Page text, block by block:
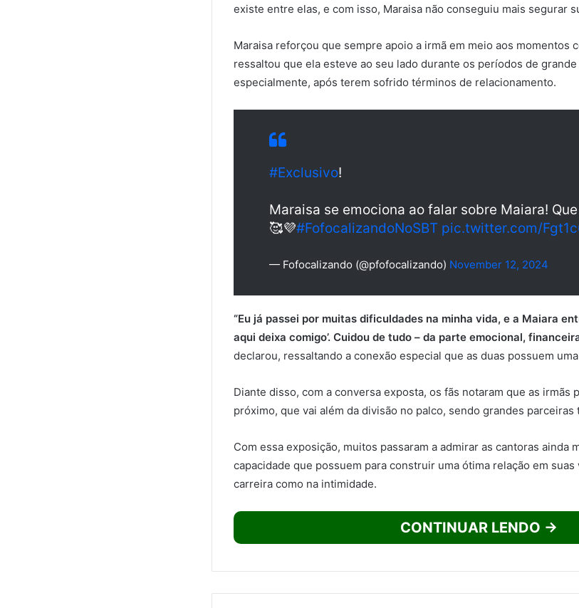
existe entre elas, e com isso, Maraisa não conseguiu mais segurar
Maraisa reforçou que sempre apoio a irmã em meio aos momentos
ressaltou que ela esteve ao seu lado durante os períodos de
especialmente, após terem sofrido términos de relacionamento.
#Exclusivo!
Maraisa se emociona ao falar sobre Maiara!
🥰💜#FofocalizandoNoSBT pic.twitter.com/
— Fofocalizando (@pfofocalizando) November 12, 2024
“Eu já passei por muitas dificuldades na minha vida, e a Maiara
aqui deixa comigo’. Cuidou de tudo – da parte emocional,
declarou, ressaltando a conexão especial que as duas possuem
Diante disso, com a conversa exposta, os fãs notaram que as irmãs
próximo, que vai além da divisão no palco, sendo grandes parceiras
Com essa exposição, muitos passaram a admirar as cantoras ainda
capacidade que possuem para construir uma ótima relação em
carreira como na intimidade.
CONTINUAR LENDO →